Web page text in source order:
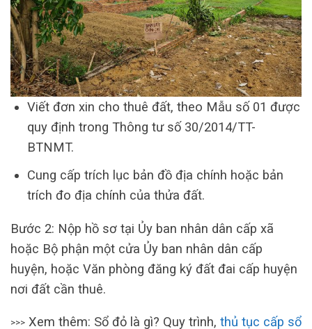
Viết đơn xin cho thuê đất, theo Mẫu số 01 được
quy định trong Thông tư số 30/2014/TT-
BTNMT.
Cung cấp trích lục bản đồ địa chính hoặc bản
trích đo địa chính của thửa đất.
Bước 2: Nộp hồ sơ tại Ủy ban nhân dân cấp xã
hoặc Bộ phận một cửa Ủy ban nhân dân cấp
huyện, hoặc Văn phòng đăng ký đất đai cấp huyện
nơi đất cần thuê.
>>> Xem thêm: Sổ đỏ là gì? Quy trình, thủ tục cấp sổ